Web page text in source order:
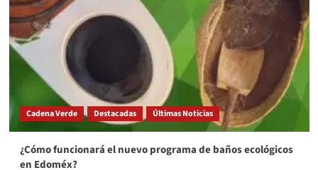
Cadena Verde Destacadas Últimas Noticias
¿Cómo funcionará el nuevo programa de baños ecológicos
en Edoméx?